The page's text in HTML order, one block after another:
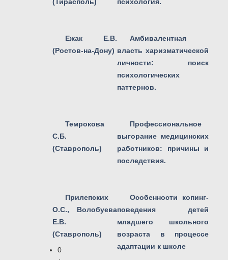
0
Ежак Е.В.
(Ростов-на-Дону)
Амбивалентная
власть харизматической
личности: поиск
психологических
паттернов.
Темрокова
С.Б.
(Ставрополь)
Профессиональное
выгорание медицинских
работников: причины и
последствия.
Прилепских
О.С., Волобуева
Е.В.
(Ставрополь)
Особенности копинг-
поведения детей
младшего школьного
возраста в процессе
адаптации к школе